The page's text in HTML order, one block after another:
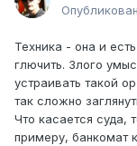
Техника - она и
глючить. Злого
устраивать такой
так сложно
Что касается суда,
примеру, банкомат